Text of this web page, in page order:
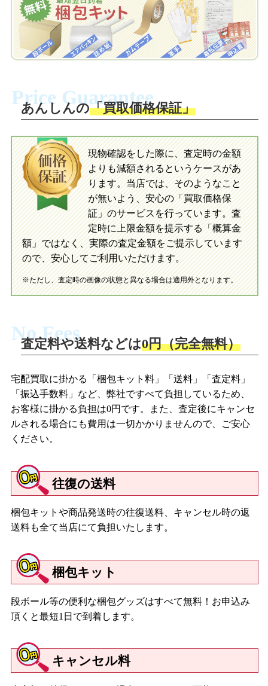
自宅でおもちゃを発送・梱包
梱包キットに同封する発送ガイドの手順
送。当店へ無料で発送いただけます。
入金完了
当店に査定したおもちゃがご到着後、ご
指定の口座に即日入金可能です。
買取の流れ 写真の撮影方法
お届けします。
自宅でおもちゃを発送・梱包
ださい。お電話にて集荷依頼を行い発
送。当店へ無料で発送いただけます。
当店に査定したおもちゃがご到着後、ご
指定の口座に即日入金可能です。
初めての方へ LINE査定の流れ 写真の撮影方法
Price Guarantee
あんしんの「買取価格保証」
現物確認をした際に、査定時の金額
よりも減額されるというケースがあ
ります。当店では、そのようなこと
が無いよう、安心の「買取価格保
証」のサービスを行っています。査
定時に上限金額を提示する「概算金
額」ではなく、実際の査定金額をご提示しています
ので、安心してご利用いただけます。
※ただし、査定時の画像の状態と異なる場合は適用外となります。
No Fees
査定料や送料などは0円（完全無料）
宅配買取に掛かる「梱包キット料」「送料」「査定料」
「振込手数料」など、弊社ですべて負担しているため、
お客様に掛かる負担は0円です。また、査定後にキャンセ
ルされる場合にも費用は一切かかりませんので、ご安心
ください。
往復の送料
梱包キットや商品発送時の往復送料、キャンセル時の返
送料も全て当店にて負担いたします。
梱包キット
段ボール等の便利な梱包グッズはすべて無料！お申込み
頂くと最短1日で到着します。
キャンセル料